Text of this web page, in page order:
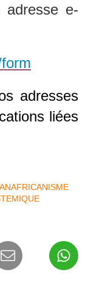
adresse e-
adresses
liées